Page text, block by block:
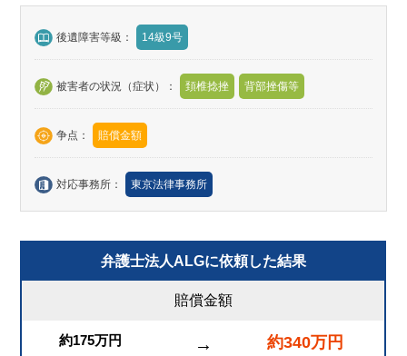
後遺障害等級： 14級9号
被害者の状況（症状）： 頚椎捻挫 背部挫傷等
争点： 賠償金額
対応事務所： 東京法律事務所
弁護士法人ALGに依頼した結果
賠償金額
約175万円 → 約340万円